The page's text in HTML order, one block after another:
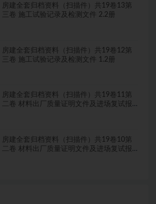
房建全套归档资料（扫描件）共19卷13第
三卷 施工试验记录及检测文件 2.2册
房建全套归档资料（扫描件）共19卷12第
三卷 施工试验记录及检测文件 1.2册
房建全套归档资料（扫描件）共19卷11第
二卷 材料出厂质量证明文件及进场复试报
房建全套归档资料（扫描件）共19卷10第
二卷 材料出厂质量证明文件及进场复试报